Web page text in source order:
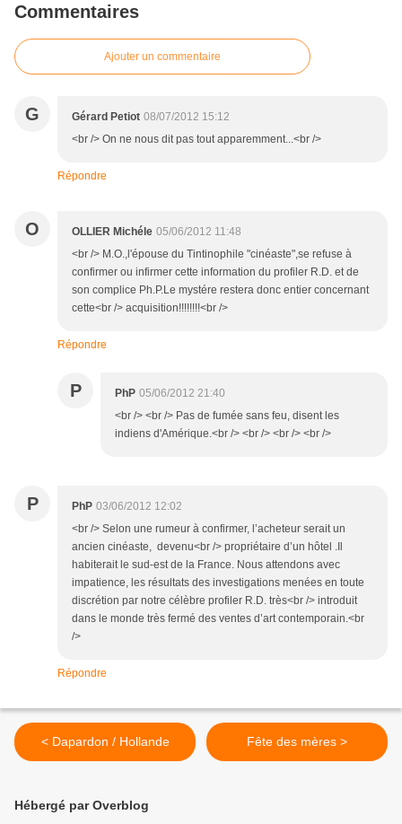
Commentaires
Ajouter un commentaire
G Gérard Petiot 08/07/2012 15:12
<br /> On ne nous dit pas tout apparemment...<br />
Répondre
O OLLIER Michéle 05/06/2012 11:48
<br /> M.O.,l'épouse du Tintinophile "cinéaste",se refuse à
confirmer ou infirmer cette information du profiler R.D. et de
son complice Ph.P.Le mystére restera donc entier concernant
cette<br /> acquisition!!!!!!!!<br />
Répondre
P PhP 05/06/2012 21:40
<br /> <br /> Pas de fumée sans feu, disent les
indiens d'Amérique.<br /> <br /> <br /> <br />
P PhP 03/06/2012 12:02
<br /> Selon une rumeur à confirmer, l’acheteur serait un
ancien cinéaste, devenu<br /> propriétaire d’un hôtel .Il
habiterait le sud-est de la France. Nous attendons avec
impatience, les résultats des investigations menées en toute
discrétion par notre célèbre profiler R.D. très<br /> introduit
dans le monde très fermé des ventes d’art contemporain.<br
/>
Répondre
< Dapardon / Hollande Fête des mères >
Hébergé par Overblog